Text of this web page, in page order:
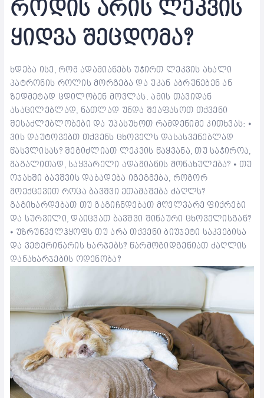
როდის არის ლეკვის
ყიდვა შეცდომა?
ხდება ისე, რომ ადამიანებს უჭირთ ლეკვის ახალი
პატრონის როლის მორგება და უკან აბრუნებენ ან
ზედმეტად ცდილობენ მოვლას. ამის თავიდან
ასაცილებლად, ნათლად უნდა შეაფასოთ თქვენი
შესაძლებლობები და უპასუხოთ რამდენიმე კითხვას: ⦁
ვის დაუტოვებთ თქვენს ცხოველს დასასვენებლად
წასვლისას? შეგიძლიათ ლეკვის წაყვანა, თუ საჭიროა,
მაგალითად, საყვარელი ადამიანის მონახულება? ⦁ თუ
ოჯახში ბავშვის დაბადება იგეგმება, როგორ
მოექცევით როცა ბავშვი ეთამაშება ძაღლს?
გაგიხარდებათ თუ გაგიჩნდებათ მღელვარე ფიქრები
და სურვილი, დაიცვათ ბავშვი შინაური ცხოველისგან?
⦁ უზრუნველჰყოფს თუ არა თქვენი ბიუჯეტი საკვებისა
და ვეტერინარის ხარჯებს? წარმოგიდგენიათ ძაღლის
დანახარჯების ოდენობა?